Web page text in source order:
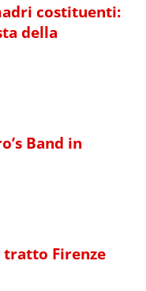
costituenti:
della
Band in
tratto Firenze